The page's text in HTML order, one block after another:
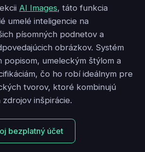
AI Images, táto funkcia
umelé inteligencie na
písomných podnetov a
obrázkov. Systém
popisom, umeleckým štýlom a
čo ho robí ideálnym pre
tvorov, ktoré kombinujú
inšpirácie.
bezplatný účet